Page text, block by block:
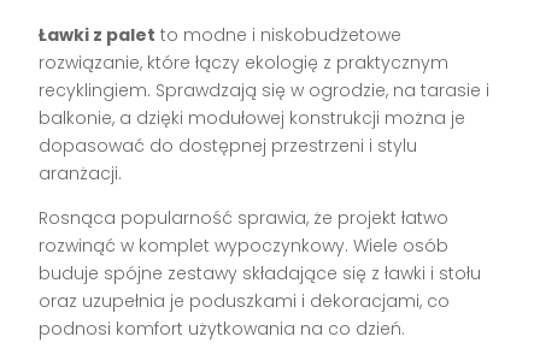
Ławki z palet to modne i niskobudżetowe
rozwiązanie, które łączy ekologię z praktycznym
recyklingiem. Sprawdzają się w ogrodzie, na tarasie i
balkonie, a dzięki modułowej konstrukcji można je
dopasować do dostępnej przestrzeni i stylu
aranżacji.
Rosnąca popularność sprawia, że projekt łatwo
rozwinąć w komplet wypoczynkowy. Wiele osób
buduje spójne zestawy składające się z ławki i stołu
oraz uzupełnia je poduszkami i dekoracjami, co
podnosi komfort użytkowania na co dzień.